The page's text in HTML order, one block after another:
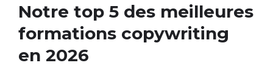
Notre top 5 des meilleures
formations copywriting
en 2026